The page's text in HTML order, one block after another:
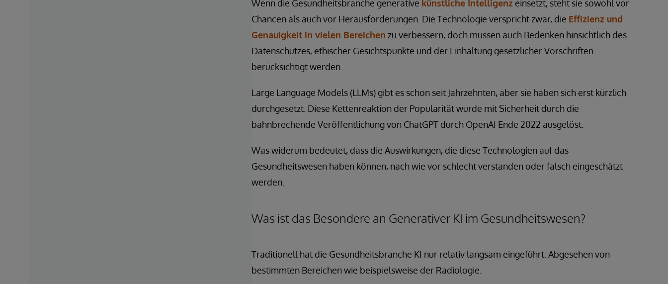
Wenn die Gesundheitsbranche generative künstliche Intelligenz einsetzt, steht sie sowohl vor
Chancen als auch vor Herausforderungen. Die Technologie verspricht zwar, die Effizienz und
Genauigkeit in vielen Bereichen zu verbessern, doch müssen auch Bedenken hinsichtlich des
Datenschutzes, ethischer Gesichtspunkte und der Einhaltung gesetzlicher Vorschriften
berücksichtigt werden.
Large Language Models (LLMs) gibt es schon seit Jahrzehnten, aber sie haben sich erst kürzlich
durchgesetzt. Diese Kettenreaktion der Popularität wurde mit Sicherheit durch die
bahnbrechende Veröffentlichung von ChatGPT durch OpenAI Ende 2022 ausgelöst.
Was widerum bedeutet, dass die Auswirkungen, die diese Technologien auf das
Gesundheitswesen haben können, nach wie vor schlecht verstanden oder falsch eingeschätzt
werden.
Was ist das Besondere an Generativer KI im Gesundheitswesen?
Traditionell hat die Gesundheitsbranche KI nur relativ langsam eingeführt. Abgesehen von
bestimmten Bereichen wie beispielsweise der Radiologie.